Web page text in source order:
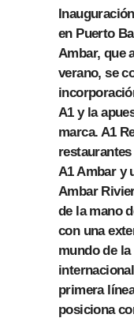
en Puerto
Ambar, que
verano, se
A1 y la
marca. A1
A1 Ambar y
Ambar
de la mano
con una
mundo de
primera
posiciona